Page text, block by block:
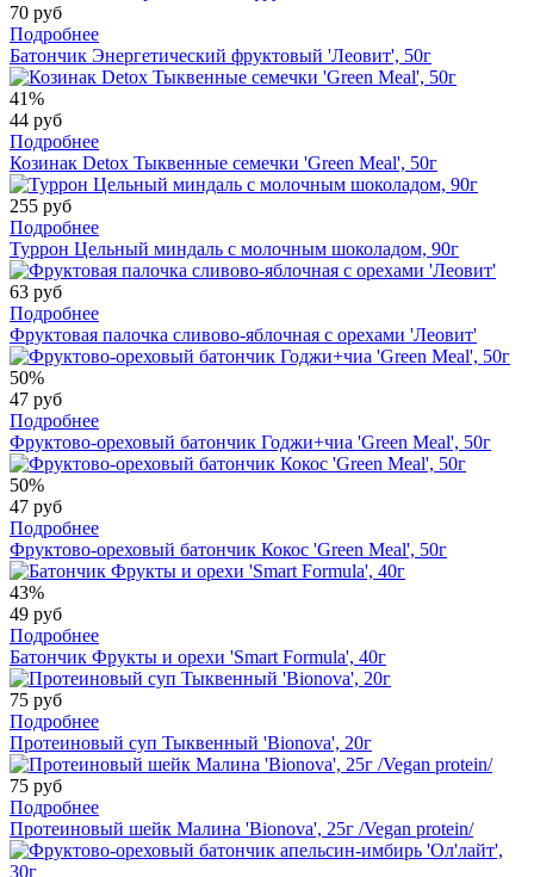
70 руб
Подробнее
Батончик Энергетический фруктовый 'Леовит', 50г
41%
44 руб
Подробнее
Козинак Detox Тыквенные семечки 'Green Meal', 50г
255 руб
Подробнее
Туррон Цельный миндаль с молочным шоколадом, 90г
63 руб
Подробнее
Фруктовая палочка сливово-яблочная с орехами 'Леовит'
50%
47 руб
Подробнее
Фруктово-ореховый батончик Годжи+чиа 'Green Meal', 50г
50%
47 руб
Подробнее
Фруктово-ореховый батончик Кокос 'Green Meal', 50г
43%
49 руб
Подробнее
Батончик Фрукты и орехи 'Smart Formula', 40г
75 руб
Подробнее
Протеиновый суп Тыквенный 'Bionova', 20г
75 руб
Подробнее
Протеиновый шейк Малина 'Bionova', 25г /Vegan protein/